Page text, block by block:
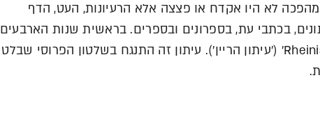
לא היו אקדח או פצצה אלא הרעיונות, העט, הדף
בכתבי עת, בספרונים ובספרים. בראשית שנות הארבעים
התמנה מרקס לעורך העיתון 'Rheinische Zeitung' ('עיתון הריין'). עיתון זה התנגח בשלטון הפרוסי שבלט